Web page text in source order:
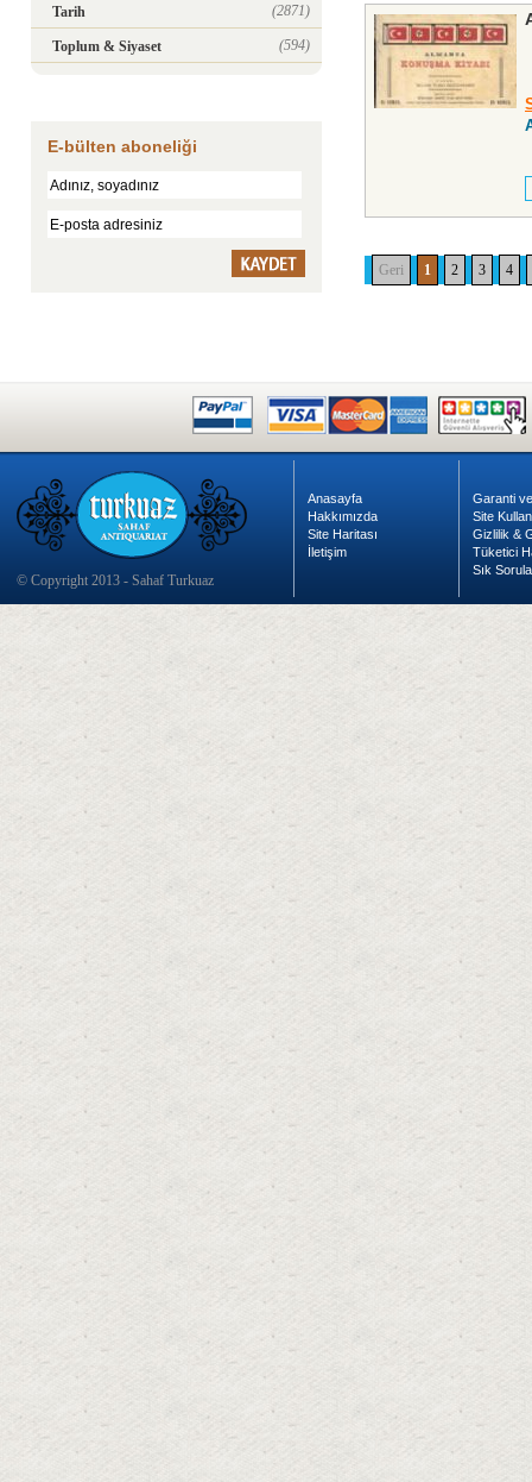
Tarih (2871)
Toplum & Siyaset (594)
E-bülten aboneliği
Geri 1 2 3 4
© Copyright 2013 - Sahaf Turkuaz
Anasayfa
Hakkımızda
Site Haritası
İletişim
Garanti
Site
Gizlilik &
Tüketici
Sık